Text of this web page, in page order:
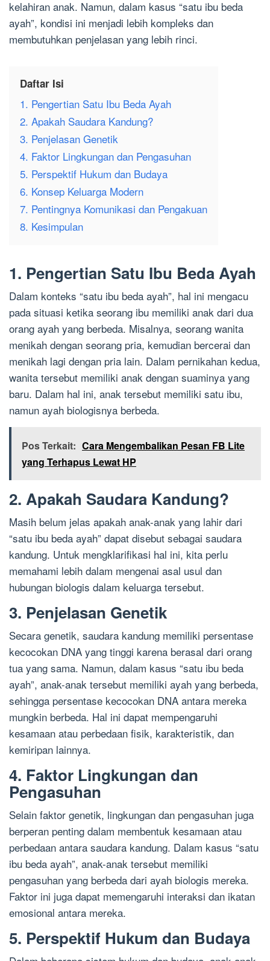
kelahiran anak. Namun, dalam kasus “satu ibu beda
ayah”, kondisi ini menjadi lebih kompleks dan
membutuhkan penjelasan yang lebih rinci.
Daftar Isi
1. Pengertian Satu Ibu Beda Ayah
2. Apakah Saudara Kandung?
3. Penjelasan Genetik
4. Faktor Lingkungan dan Pengasuhan
5. Perspektif Hukum dan Budaya
6. Konsep Keluarga Modern
7. Pentingnya Komunikasi dan Pengakuan
8. Kesimpulan
1. Pengertian Satu Ibu Beda Ayah
Dalam konteks “satu ibu beda ayah”, hal ini mengacu
pada situasi ketika seorang ibu memiliki anak dari dua
orang ayah yang berbeda. Misalnya, seorang wanita
menikah dengan seorang pria, kemudian bercerai dan
menikah lagi dengan pria lain. Dalam pernikahan kedua,
wanita tersebut memiliki anak dengan suaminya yang
baru. Dalam hal ini, anak tersebut memiliki satu ibu,
namun ayah biologisnya berbeda.
Pos Terkait: Cara Mengembalikan Pesan FB Lite
yang Terhapus Lewat HP
2. Apakah Saudara Kandung?
Masih belum jelas apakah anak-anak yang lahir dari
“satu ibu beda ayah” dapat disebut sebagai saudara
kandung. Untuk mengklarifikasi hal ini, kita perlu
memahami lebih dalam mengenai asal usul dan
hubungan biologis dalam keluarga tersebut.
3. Penjelasan Genetik
Secara genetik, saudara kandung memiliki persentase
kecocokan DNA yang tinggi karena berasal dari orang
tua yang sama. Namun, dalam kasus “satu ibu beda
ayah”, anak-anak tersebut memiliki ayah yang berbeda,
sehingga persentase kecocokan DNA antara mereka
mungkin berbeda. Hal ini dapat mempengaruhi
kesamaan atau perbedaan fisik, karakteristik, dan
kemiripan lainnya.
4. Faktor Lingkungan dan
Pengasuhan
Selain faktor genetik, lingkungan dan pengasuhan juga
berperan penting dalam membentuk kesamaan atau
perbedaan antara saudara kandung. Dalam kasus “satu
ibu beda ayah”, anak-anak tersebut memiliki
pengasuhan yang berbeda dari ayah biologis mereka.
Faktor ini juga dapat memengaruhi interaksi dan ikatan
emosional antara mereka.
5. Perspektif Hukum dan Budaya